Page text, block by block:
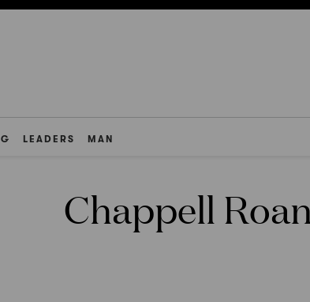
LEADERS MAN
Chappell Roan